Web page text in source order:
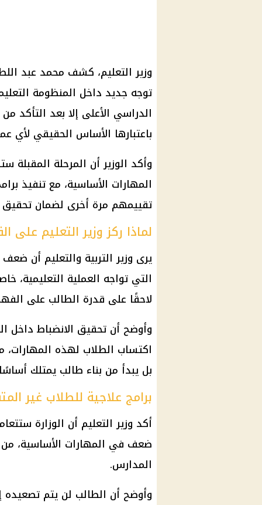
وزير التعليم، كشف محمد عبد
توجه جديد داخل المنظومة
الدراسي الأعلى إلا بعد التأكد
باعتبارها الأساس الحقيقي لأي
وأكد الوزير أن المرحلة
المهارات الأساسية، مع تنفيذ
تقييمهم مرة أخرى لضمان تحقيق
لماذا ركز وزير التعليم على
يرى وزير التربية والتعليم أن ضعف
التي تواجه العملية التعليمية،
لاحقًا على قدرة الطالب على
وأوضح أن تحقيق الانضباط
اكتساب الطلاب لهذه
بل يبدأ من بناء طالب يمتلك
برامج علاجية للطلاب غير
أكد وزير التعليم أن الوزارة
ضعف في المهارات الأساسية،
المدارس.
وأوضح أن الطالب لن يتم تصعيده